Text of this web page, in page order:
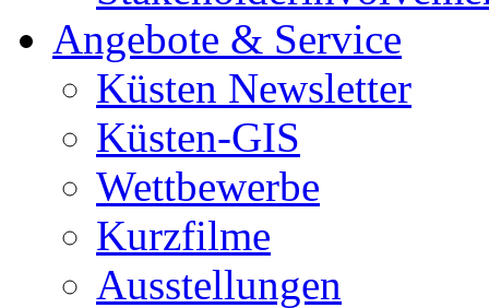
Angebote & Service
Küsten Newsletter
Küsten-GIS
Wettbewerbe
Kurzfilme
Ausstellungen